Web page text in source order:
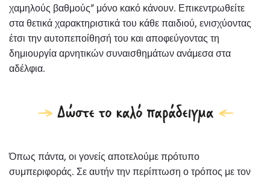
χαμηλούς βαθμούς” μόνο κακό κάνουν. Επικεντρωθείτε
στα θετικά χαρακτηριστικά του κάθε παιδιού, ενισχύοντας
έτσι την αυτοπεποίθησή του και αποφεύγοντας τη
δημιουργία αρνητικών συναισθημάτων ανάμεσα στα
αδέλφια.
Όπως πάντα, οι γονείς αποτελούμε πρότυπο
συμπεριφοράς. Σε αυτήν την περίπτωση ο τρόπος με τον